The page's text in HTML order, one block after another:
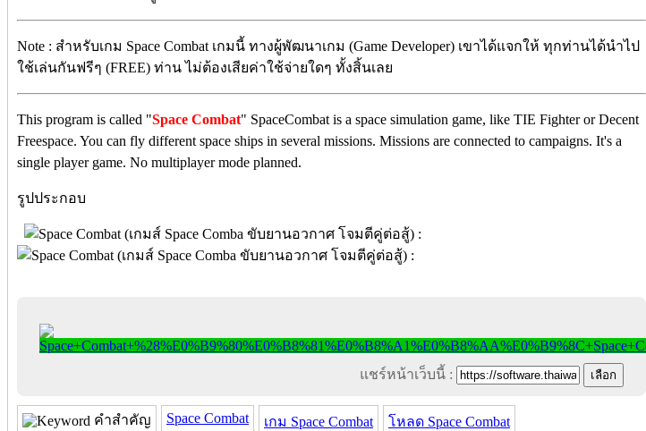
Note : สำหรับเกม Space Combat เกมนี้ ทางผู้พัฒนาเกม (Game Developer) เขาได้แจกให้ ทุกท่านได้นำไป
ใช้เล่นกันฟรีๆ (FREE) ท่าน ไม่ต้องเสียค่าใช้จ่ายใดๆ ทั้งสิ้นเลย
This program is called "Space Combat" SpaceCombat is a space simulation game, like TIE Fighter or Decent
Freespace. You can fly different space ships in several missions. Missions are connected to campaigns. It's a
single player game. No multiplayer mode planned.
รูปประกอบ
แชร์หน้าเว็บนี้ :
คำสำคัญ Space Combat เกม Space Combat โหลด Space Combat